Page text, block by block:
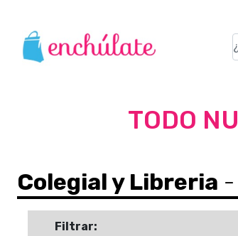
TODO
Colegial y Libreria -
Filtrar: